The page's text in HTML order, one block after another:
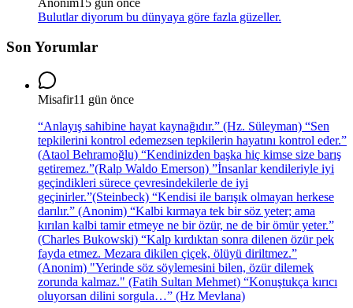
Bulutlar diyorum bu dünyaya göre fazla güzeller.
Son Yorumlar
Misafir11 gün önce
“Anlayış sahibine hayat kaynağıdır.” (Hz. Süleyman) “Sen
tepkilerini kontrol edemezsen tepkilerin hayatını kontrol eder.”
(Ataol Behramoğlu) “Kendinizden başka hiç kimse size barış
getiremez.”(Ralp Waldo Emerson) ”İnsanlar kendileriyle iyi
geçindikleri sürece çevresindekilerle de iyi
geçinirler.”(Steinbeck) “Kendisi ile barışık olmayan herkese
darılır.” (Anonim) “Kalbi kırmaya tek bir söz yeter; ama
kırılan kalbi tamir etmeye ne bir özür, ne de bir ömür yeter.”
(Charles Bukowski) “Kalp kırdıktan sonra dilenen özür pek
fayda etmez. Mezara dikilen çiçek, ölüyü diriltmez.”
(Anonim) "Yerinde söz söylemesini bilen, özür dilemek
zorunda kalmaz." (Fatih Sultan Mehmet) “Konuştukça kırıcı
oluyorsan dilini sorgula…” (Hz Mevlana)